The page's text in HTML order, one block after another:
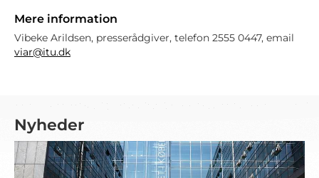
Mere information
Vibeke Arildsen, presserådgiver, telefon 2555 0447, email
viar@itu.dk
Nyheder